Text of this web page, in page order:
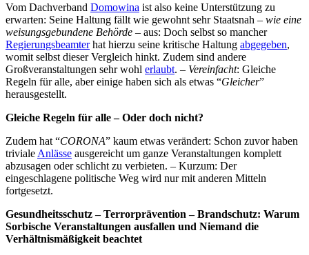
Vom Dachverband Domowina ist also keine Unterstützung zu
erwarten: Seine Haltung fällt wie gewohnt sehr Staatsnah – wie eine
weisungsgebundene Behörde – aus: Doch selbst so mancher
Regierungsbeamterhat hierzu seine kritische Haltung abgegeben,
womit selbst dieser Vergleich hinkt. Zudem sind andere
Großveranstaltungen sehr wohl erlaubt. – Vereinfacht: Gleiche
Regeln für alle, aber einige haben sich als etwas “Gleicher”
herausgestellt.
Gleiche Regeln für alle – Oder doch nicht?
Zudem hat “CΟRΟΝA” kaum etwas verändert: Schon zuvor haben
triviale Anlässe ausgereicht um ganze Veranstaltungen komplett
abzusagen oder schlicht zu verbieten. – Kurzum: Der
eingeschlagene politische Weg wird nur mit anderen Mitteln
fortgesetzt.
Gesundheitsschutz – Terrorprävention – Brandschutz: Warum
Sorbische Veranstaltungen ausfallen und Niemand die
Verhältnismäßigkeit beachtet